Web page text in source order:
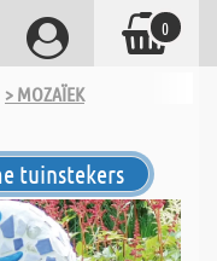
> MOZAÏEK
tuinstekers
0